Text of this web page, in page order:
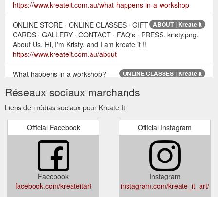
https://www.kreateit.com.au/what-happens-in-a-workshop
ABOUT | Kreate It
ONLINE STORE · ONLINE CLASSES · GIFT
CARDS · GALLERY · CONTACT · FAQ's · PRESS. kristy.png.
About Us. Hi, I'm Kristy, and I am kreate it !!
https://www.kreateit.com.au/about
ONLINE CLASSES | Kreate It
What happens in a workshop?
STORE · ONLINE CLASSES · GIFT CARDS · GALLERY ·
CONTACT · FAQ's · PRESS ...
https://www.kreateit.com.au/online-classes-1
PRIVATE PARTIES | Kreate It
What happens in a workshop?
PRIVATE PARTIES · COMMISSIONS · LOCATIONS · ONLINE
STORE · ONLINE CLASSES · GIFT CARDS · GALLERY ·
CONTACT · FAQ's · PRESS ...
https://www.kreateit.com.au/private-parties
PRESS | Kreate It
ONLINE STORE · ONLINE CLASSES · GIFT
Réseaux sociaux marchands
Liens de médias sociaux pour Kreate It
Official Facebook
Facebook
facebook.com/kreateitart
Official Instagram
Instagram
instagram.com/kreate_it_art/